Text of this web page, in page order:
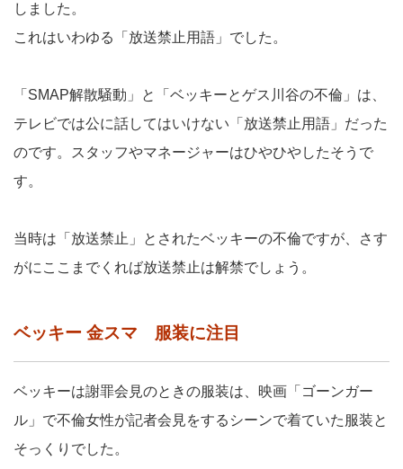
しました。
これはいわゆる「放送禁止用語」でした。
「SMAP解散騒動」と「ベッキーとゲス川谷の不倫」は、
テレビでは公に話してはいけない「放送禁止用語」だった
のです。スタッフやマネージャーはひやひやしたそうで
す。
当時は「放送禁止」とされたベッキーの不倫ですが、さす
がにここまでくれば放送禁止は解禁でしょう。
ベッキー 金スマ 服装に注目
ベッキーは謝罪会見のときの服装は、映画「ゴーンガー
ル」で不倫女性が記者会見をするシーンで着ていた服装と
そっくりでした。